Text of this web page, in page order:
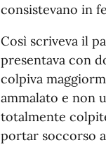
consistevano in
Così scriveva il
presentava con
colpiva
ammalato e non
totalmente
portar soccorso